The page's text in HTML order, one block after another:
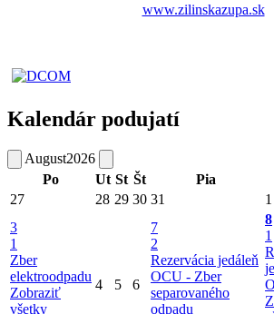
www.zilinskazupa.sk
Kalendár podujatí
August2026
Po
Ut St Št Pia
27
28 29 30 31 1
3
1
Zber
elektroodpadu
Zobraziť
všetky
4 5 6
7
2
Rezervácia jedáleň
OCU - Zber
separovaného
odpadu
8
1